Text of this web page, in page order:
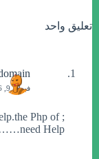
تعليق واحد
فبراير 9, 2016 | 9:47 م
Php of
……need Help